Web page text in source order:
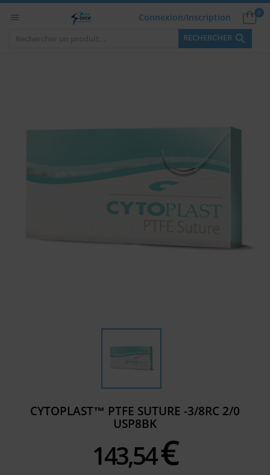
 0
Connexion/Inscription
RECHERCHER 
CYTOPLAST™ PTFE SUTURE -3/8RC 2/0
USP8BK
143,54€